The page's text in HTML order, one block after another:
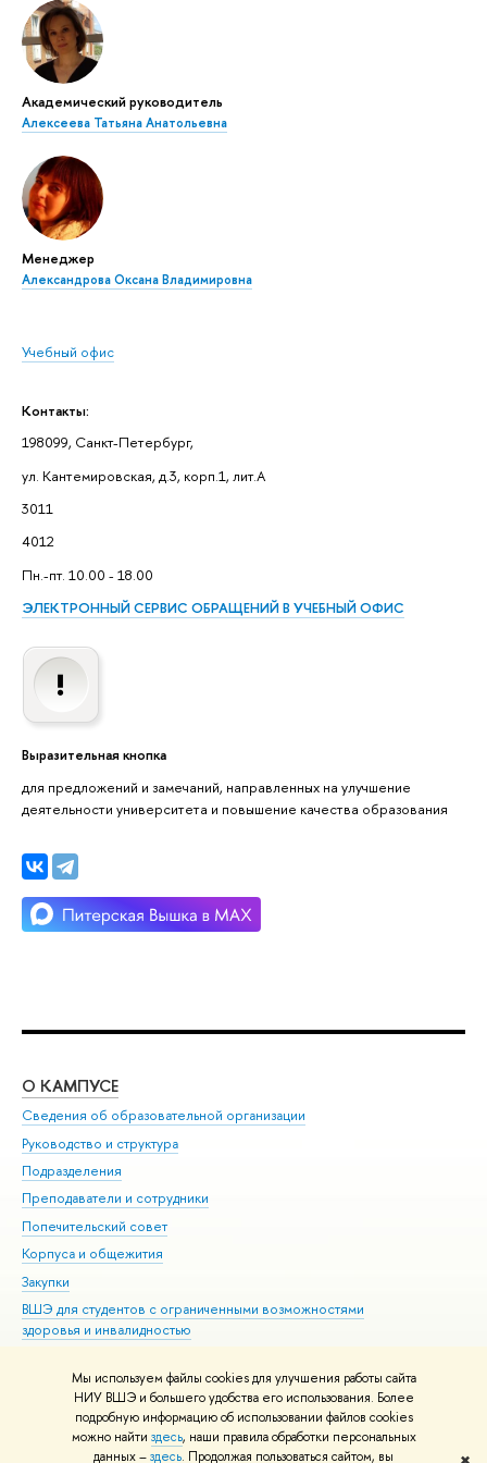
Мы используем файлы cookies для улучшения работы сайта
НИУ ВШЭ и большего удобства его использования. Более
подробную информацию об использовании файлов cookies
можно найти здесь, наши правила обработки персональных
данных –здесь. Продолжая пользоваться сайтом, вы
Академический руководитель
Алексеева Татьяна Анатольевна
Менеджер
Александрова Оксана Владимировна
Учебный офис
Контакты:
198099, Санкт-Петербург,
ул. Кантемировская, д.3, корп.1, лит.А
3011
4012
Пн.-пт. 10.00 - 18.00
ЭЛЕКТРОННЫЙ СЕРВИС ОБРАЩЕНИЙ В УЧЕБНЫЙ ОФИС
Выразительная кнопка
для предложений и замечаний, направленных на улучшение
деятельности университета и повышение качества образования
О КАМПУСЕ
Сведения об образовательной организации
Руководство и структура
Подразделения
Преподаватели и сотрудники
Попечительский совет
Корпуса и общежития
Закупки
ВШЭ для студентов с ограниченными возможностями
здоровья и инвалидностью
Единая платежная страница